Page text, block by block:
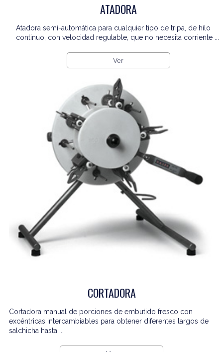
ATADORA
Atadora semi-automática para cualquier tipo de tripa, de hilo
continuo, con velocidad regulable, que no necesita corriente ...
Ver
CORTADORA
Cortadora manual de porciones de embutido fresco con
excéntricas intercambiables para obtener diferentes largos de
salchicha hasta ...